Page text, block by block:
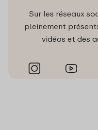
Sur les réseaux
pleinement
vidéos et des